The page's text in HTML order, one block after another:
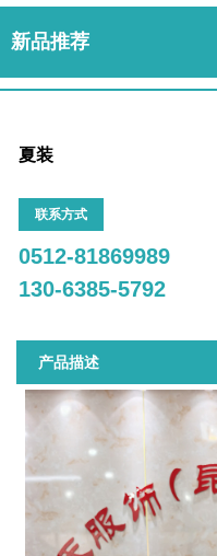
新品推荐
夏装
联系方式
0512-81869989
130-6385-5792
产品描述